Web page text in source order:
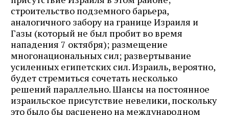
строительство подземного барьера,
аналогичного забору на границе Израиля и
Газы (который не был пробит во время
нападения 7 октября); размещение
многонациональных сил; развертывание
усиленных египетских сил. Израиль, вероятно,
будет стремиться сочетать несколько
решений параллельно. Шансы на постоянное
израильское присутствие невелики, поскольку
это было бы расценено на международном